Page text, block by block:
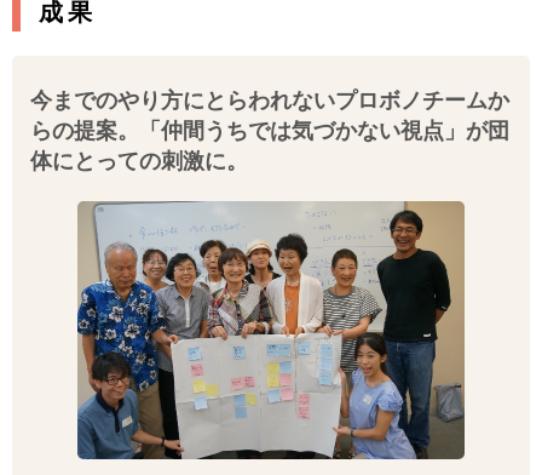
成果
今までのやり方にとらわれないプロボノチームか
らの提案。「仲間うちでは気づかない視点」が団
体にとっての刺激に。